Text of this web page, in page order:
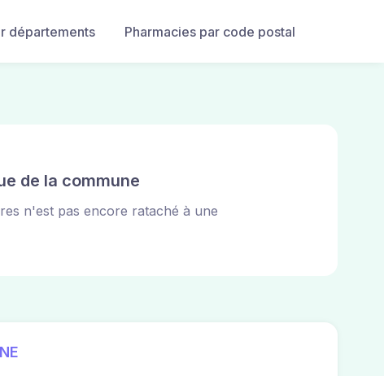
départements Pharmacies par code postal
de la commune
n'est pas encore rataché à une